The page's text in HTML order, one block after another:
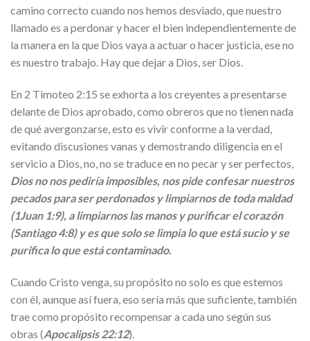
camino correcto cuando nos hemos desviado, que nuestro
llamado es a perdonar y hacer el bien independientemente de
la manera en la que Dios vaya a actuar o hacer justicia, ese no
es nuestro trabajo. Hay que dejar a Dios, ser Dios.
En 2 Timoteo 2:15 se exhorta a los creyentes a presentarse
delante de Dios aprobado, como obreros que no tienen nada
de qué avergonzarse, esto es vivir conforme a la verdad,
evitando discusiones vanas y demostrando diligencia en el
servicio a Dios, no, no se traduce en no pecar y ser perfectos,
Dios no nos pediría imposibles, nos pide confesar nuestros
pecados para ser perdonados y limpiarnos de toda maldad
(1Juan 1:9), a limpiarnos las manos y purificar el corazón
(Santiago 4:8) y es que solo se limpia lo que está sucio y se
purifica lo que está contaminado.
Cuando Cristo venga, su propósito no solo es que estemos
con él, aunque así fuera, eso sería más que suficiente, también
trae como propósito recompensar a cada uno según sus
obras (Apocalipsis 22:12).